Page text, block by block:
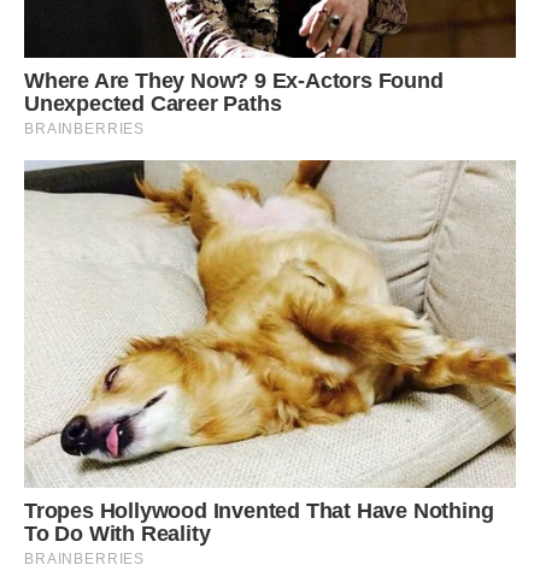
Існує безліч варіантів зимового зберігання цибулі:
1. в плетених кошиках і коробах;
2. в дерев’яних ящиках з отворами;
3. в сітках — дуже зручний спосіб, який до того ж
економить місце, адже сітку можна підвісити або
поставити на підлогу;
4. найбільш, мабуть, народний спосіб — в жіночих
капронових колготках. Щоб цибулю з них було зручніше
виймати, після кожної головки робіть вузол. При такому
способі всі вони будуть зберігатися в окремих кишеньках.
Якщо ви захочете дістати головку цибулі, наприклад, з
середини (припустимо, побачили, що вона почала
псуватися), то вам потрібно буде просто трохи розрізати
одну «кишеню». Ви отримаєте одну цибулину, а решта
спокійно залишаться на своїх місцях;